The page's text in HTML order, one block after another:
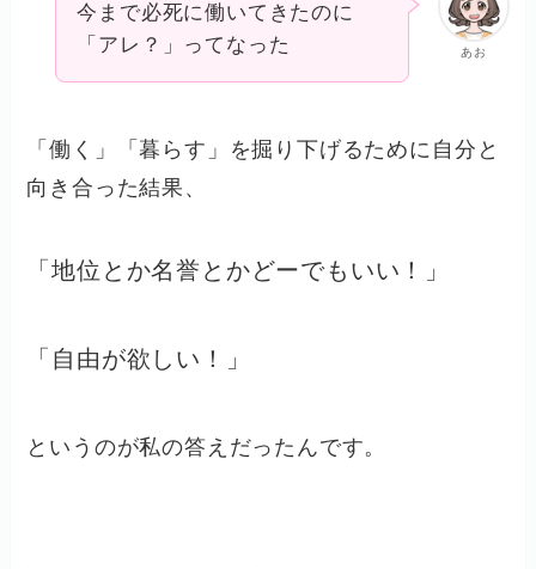
あお
今まで必死に働いてきたのに
「アレ？」ってなった
「働く」「暮らす」を掘り下げるために自分と
向き合った結果、
「地位とか名誉とかどーでもいい！」
「自由が欲しい！」
というのが私の答えだったんです。